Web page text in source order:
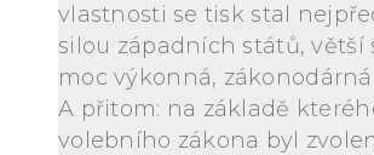
vlastnosti se tisk stal
silou západních států, větší
moc výkonná,
A přitom: na základě
volebního zákona byl